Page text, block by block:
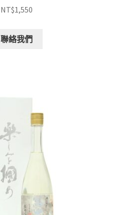
NT$1,550
聯絡我們